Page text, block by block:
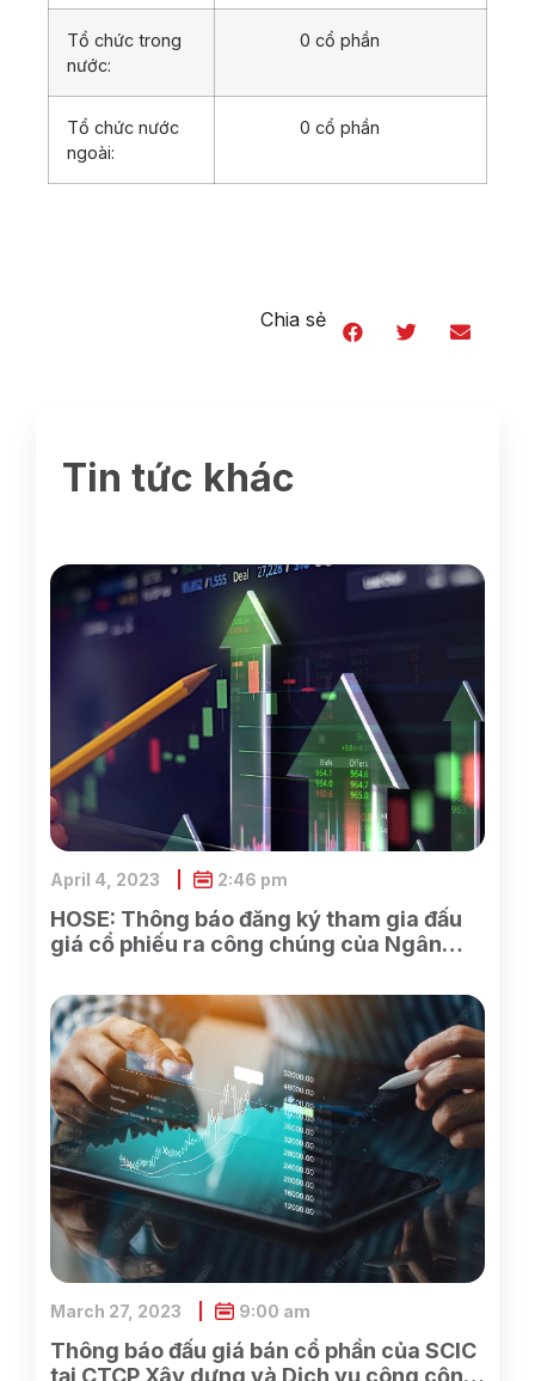
Tổ chức trong
nước:
0 cổ phần
Tổ chức nước
ngoài:
0 cổ phần
Chia sẻ
Tin tức khác
HOSE: Thông báo đăng ký tham gia đấu
giá cổ phiếu ra công chúng của Ngân
April 4, 2023 2:46 pm
Thông báo đấu giá bán cổ phần của SCIC
tại CTCP Xây dựng và Dịch vụ công cộng
March 27, 2023 9:00 am